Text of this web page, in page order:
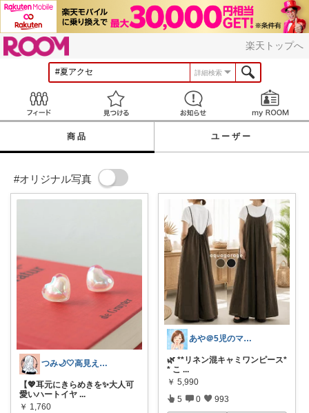
楽天トップへ
詳細検索
見つける お知らせ
商品 ユーザー
#オリジナル写真
つみ🌙🤍高見えアクセ&ファッション
【💖耳元にきらめきを✨大人可
愛いハートイヤ ...
￥ 1,760
あや＠5児のママでもオシャレしたい‼︎
🌿 **リネン混キャミワンピース*
* こ ...
￥ 5,990
5 0 993